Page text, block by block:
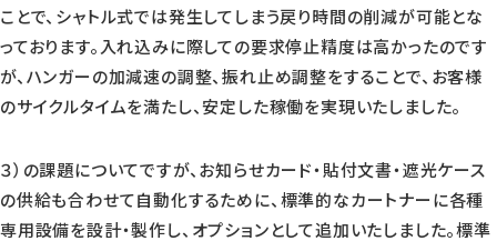
ことで、シャトル式では発生してしまう戻り時間の削減が可能とな
っております。入れ込みに際しての要求停止精度は高かったのです
が、ハンガーの加減速の調整、振れ止め調整をすることで、お客様
のサイクルタイムを満たし、安定した稼働を実現いたしました。
３）の課題についてですが、お知らせカード・貼付文書・遮光ケース
の供給も合わせて自動化するために、標準的なカートナーに各種
専用設備を設計・製作し、オプションとして追加いたしました。標準